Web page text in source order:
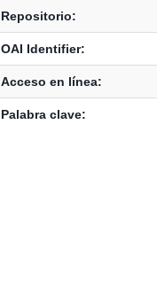
Repositorio:
OAI Identifier:
Acceso en línea:
Palabra clave: